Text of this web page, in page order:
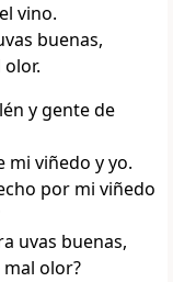
vino.
buenas,
y gente de
mi viñedo y yo.
por mi viñedo
uvas buenas,
olor?